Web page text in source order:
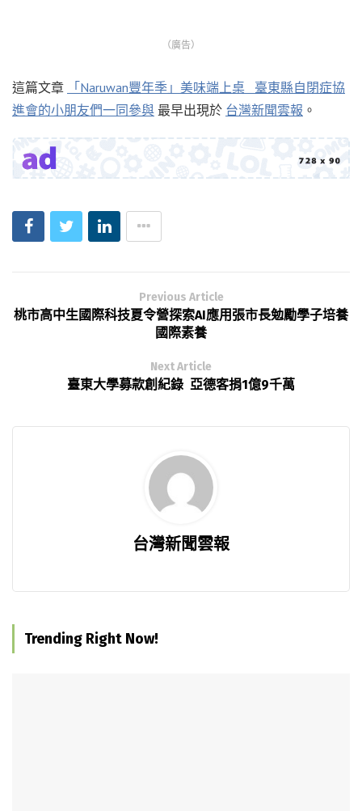
（廣告）
這篇文章
「Naruwan豐年季」美味端上桌 臺東縣自閉症協
進會的小朋友們一同參與 最早出現於 台灣新聞雲報 。
Previous Article
桃市高中生國際科技夏令營探索AI應用張市長勉勵學子培養
國際素養
Next Article
臺東大學募款創紀錄 亞德客捐1億9千萬
台灣新聞雲報
Trending Right Now!